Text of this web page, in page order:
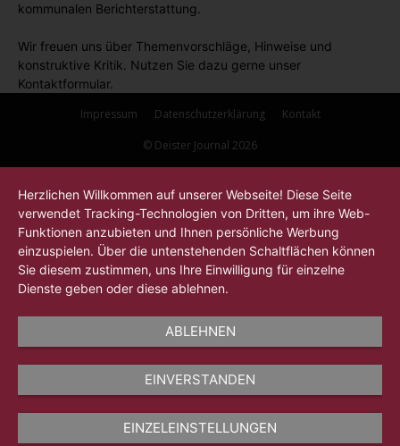
kommunalen Berichterstattung.
Wir freuen uns über Themenvorschläge, Hinweise und
konstruktive Kritik. Nutzen Sie dazu gerne unser
Kontaktformular.
Impressum
Datenschutzerklärung Kontakt
© Deister Journal 2026
Herzlichen Willkommen auf unserer Webseite! Diese Seite
verwendet Tracking-Technologien von Dritten, um ihre Web-
Funktionen anzubieten und Ihnen persönliche Werbung
einzuspielen. Über die untenstehenden Schaltflächen können
Sie diesem zustimmen, uns Ihre Einwilligung für einzelne
Dienste geben oder diese ablehnen.
ABLEHNEN
EINVERSTANDEN
EINZELEINSTELLUNGEN